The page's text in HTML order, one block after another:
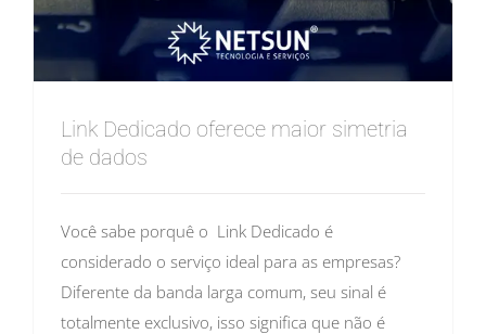
Link Dedicado oferece maior simetria
de dados
Você sabe porquê o Link Dedicado é
considerado o serviço ideal para as empresas?
Diferente da banda larga comum, seu sinal é
totalmente exclusivo, isso significa que não é